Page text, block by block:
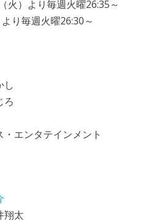
火）より毎週火曜26:35～
り毎週火曜26:30～
し
ろ
エンタテインメント
翔太